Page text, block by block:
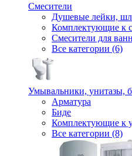
Смесители
Душевые лейки,
Комплектующие к
Смесители для
Все категории (6)
Умывальники, унитазы,
Арматура
Биде
Комплектующие к
Все категории (8)